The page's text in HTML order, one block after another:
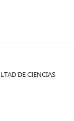
DE CIENCIAS